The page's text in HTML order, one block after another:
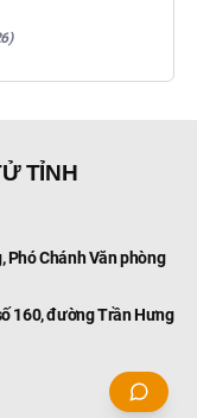
)
TỈNH
Phó Chánh Văn phòng
160, đường Trần Hưng